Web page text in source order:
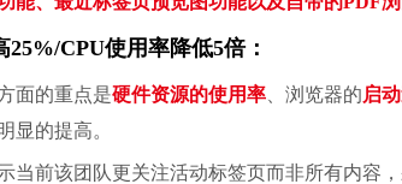
25%/CPU使用率降低5倍：
面的重点是硬件资源的使用率 、浏览器的启
显的提高。
当前该团队更关注活动标签页而非所有内容